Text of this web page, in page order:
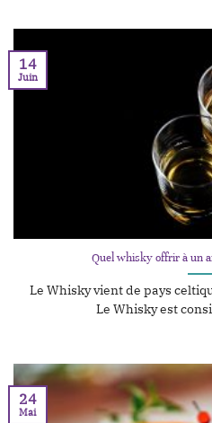
Quel whisky offrir à un
Le Whisky vient de pays
Le Whisky est
14
Juin
24
Mai